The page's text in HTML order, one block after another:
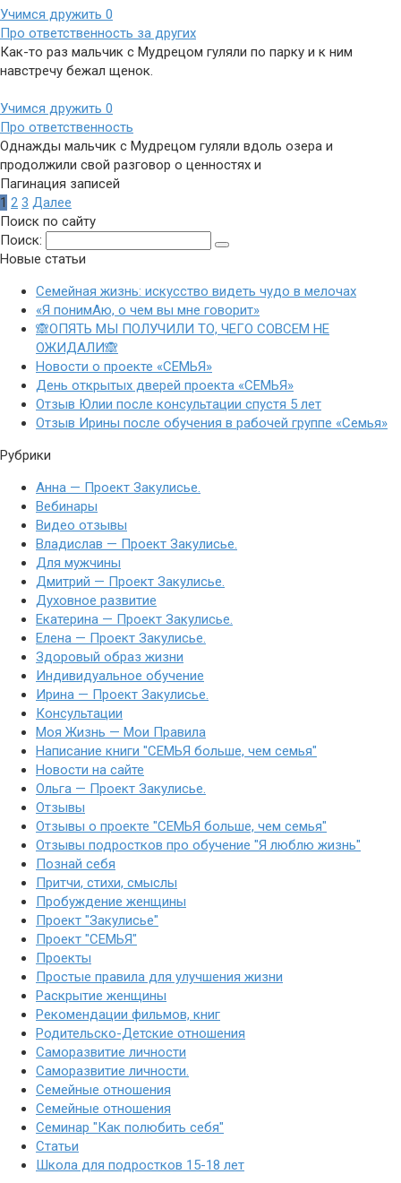
Учимся дружить 0
Про ответственность за других
Как-то раз мальчик с Мудрецом гуляли по парку и к ним
навстречу бежал щенок.
Учимся дружить 0
Про ответственность
Однажды мальчик с Мудрецом гуляли вдоль озера и
продолжили свой разговор о ценностях и
Пагинация записей
1 2 3 Далее
Поиск по сайту
Поиск:
Новые статьи
Семейная жизнь: искусство видеть чудо в мелочах
«Я понимАю, о чем вы мне говорит»
🙈ОПЯТЬ МЫ ПОЛУЧИЛИ ТО, ЧЕГО СОВСЕМ НЕ
ОЖИДАЛИ🙈
Новости о проекте «СЕМЬЯ»
День открытых дверей проекта «СЕМЬЯ»
Отзыв Юлии после консультации спустя 5 лет
Отзыв Ирины после обучения в рабочей группе «Семья»
Рубрики
Анна — Проект Закулисье.
Вебинары
Видео отзывы
Владислав — Проект Закулисье.
Для мужчины
Дмитрий — Проект Закулисье.
Духовное развитие
Екатерина — Проект Закулисье.
Елена — Проект Закулисье.
Здоровый образ жизни
Индивидуальное обучение
Ирина — Проект Закулисье.
Консультации
Моя Жизнь — Мои Правила
Написание книги "СЕМЬЯ больше, чем семья"
Новости на сайте
Ольга — Проект Закулисье.
Отзывы
Отзывы о проекте "СЕМЬЯ больше, чем семья"
Отзывы подростков про обучение "Я люблю жизнь"
Познай себя
Притчи, стихи, смыслы
Пробуждение женщины
Проект "Закулисье"
Проект "СЕМЬЯ"
Проекты
Простые правила для улучшения жизни
Раскрытие женщины
Рекомендации фильмов, книг
Родительско-Детские отношения
Саморазвитие личности
Саморазвитие личности.
Семейные отношения
Семейные отношения
Семинар "Как полюбить себя"
Статьи
Школа для подростков 15-18 лет